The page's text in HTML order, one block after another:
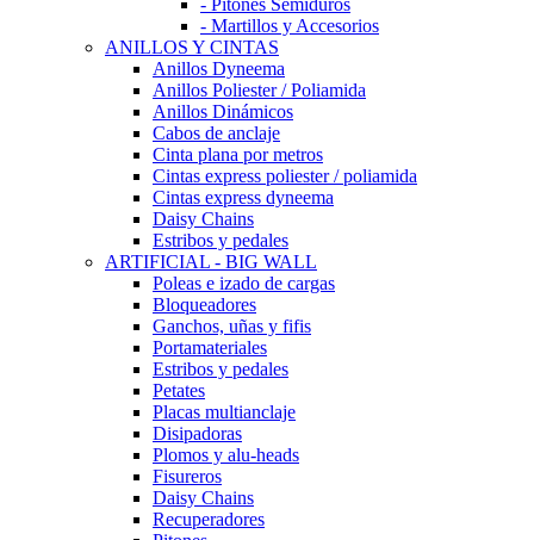
- Pitones Semiduros
- Martillos y Accesorios
ANILLOS Y CINTAS
Anillos Dyneema
Anillos Poliester / Poliamida
Anillos Dinámicos
Cabos de anclaje
Cinta plana por metros
Cintas express poliester / poliamida
Cintas express dyneema
Daisy Chains
Estribos y pedales
ARTIFICIAL - BIG WALL
Poleas e izado de cargas
Bloqueadores
Ganchos, uñas y fifis
Portamateriales
Estribos y pedales
Petates
Placas multianclaje
Disipadoras
Plomos y alu-heads
Fisureros
Daisy Chains
Recuperadores